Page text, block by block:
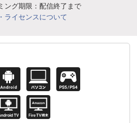
ング期限：配信終了まで
ライセンスについて